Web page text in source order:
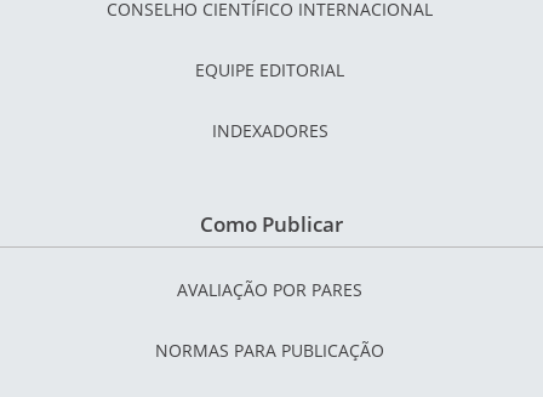
CONSELHO CIENTÍFICO INTERNACIONAL
EQUIPE EDITORIAL
INDEXADORES
Como Publicar
AVALIAÇÃO POR PARES
NORMAS PARA PUBLICAÇÃO